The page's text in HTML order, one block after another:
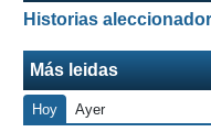
Historias
Más leidas
Hoy Ayer